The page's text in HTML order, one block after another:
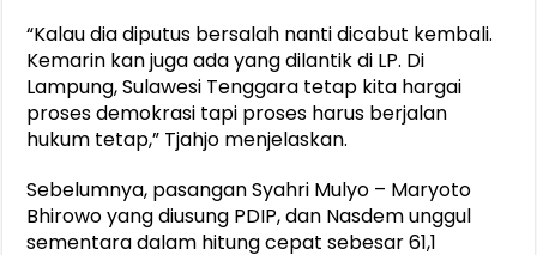
“Kalau dia diputus bersalah nanti dicabut kembali.
Kemarin kan juga ada yang dilantik di LP. Di
Lampung, Sulawesi Tenggara tetap kita hargai
proses demokrasi tapi proses harus berjalan
hukum tetap,” Tjahjo menjelaskan.
Sebelumnya, pasangan Syahri Mulyo – Maryoto
Bhirowo yang diusung PDIP, dan Nasdem unggul
sementara dalam hitung cepat sebesar 61,1